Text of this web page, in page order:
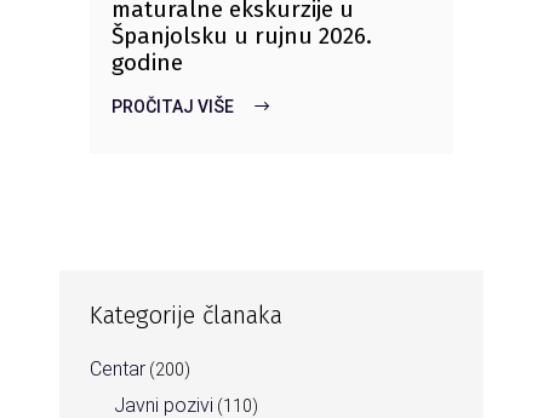
maturalne ekskurzije u
Španjolsku u rujnu 2026.
godine
PROČITAJ VIŠE
Kategorije članaka
Centar (200)
Javni pozivi (110)